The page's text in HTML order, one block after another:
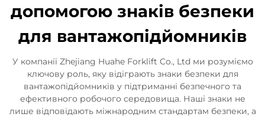
допомогою знаків безпеки
для вантажопідйомників
У компанії Zhejiang Huahe Forklift Co., Ltd ми розуміємо
ключову роль, яку відіграють знаки безпеки для
вантажопідйомників у підтриманні безпечного та
ефективного робочого середовища. Наші знаки не
лише відповідають міжнародним стандартам безпеки, а